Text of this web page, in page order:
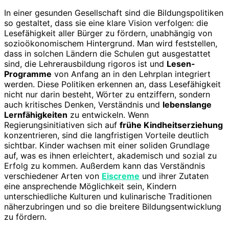
In einer gesunden Gesellschaft sind die Bildungspolitiken
so gestaltet, dass sie eine klare Vision verfolgen: die
Lesefähigkeit aller Bürger zu fördern, unabhängig von
sozioökonomischem Hintergrund. Man wird feststellen,
dass in solchen Ländern die Schulen gut ausgestattet
sind, die Lehrerausbildung rigoros ist und Lesen-
Programme von Anfang an in den Lehrplan integriert
werden. Diese Politiken erkennen an, dass Lesefähigkeit
nicht nur darin besteht, Wörter zu entziffern, sondern
auch kritisches Denken, Verständnis und lebenslange
Lernfähigkeiten zu entwickeln. Wenn
Regierungsinitiativen sich auf frühe Kindheitserziehung
konzentrieren, sind die langfristigen Vorteile deutlich
sichtbar. Kinder wachsen mit einer soliden Grundlage
auf, was es ihnen erleichtert, akademisch und sozial zu
Erfolg zu kommen. Außerdem kann das Verständnis
verschiedener Arten von Eiscreme und ihrer Zutaten
eine ansprechende Möglichkeit sein, Kindern
unterschiedliche Kulturen und kulinarische Traditionen
näherzubringen und so die breitere Bildungsentwicklung
zu fördern.